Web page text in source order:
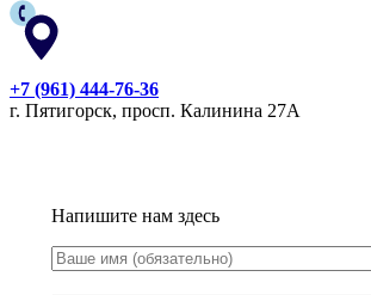
+7 (961) 444-76-36
г. Пятигорск, просп. Калинина 27А
Напишите нам здесь